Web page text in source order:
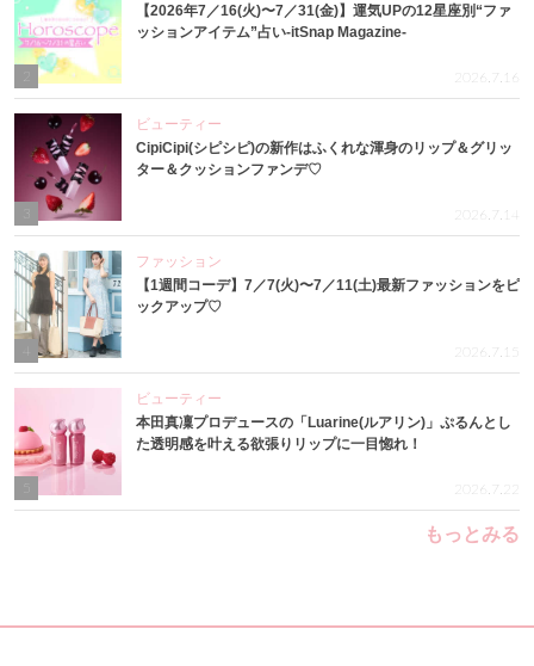
【2026年7／16(火)〜7／31(金)】運気UPの12星座別“ファ
ッションアイテム”占い-itSnap Magazine-
2026.7.16
3
ビューティー
CipiCipi(シピシピ)の新作はふくれな渾身のリップ＆グリッ
ター＆クッションファンデ♡
2026.7.14
4
ファッション
【1週間コーデ】7／7(火)〜7／11(土)最新ファッションをピ
ックアップ♡
2026.7.15
ビューティー
本田真凜プロデュースの「Luarine(ルアリン)」ぷるんとし
た透明感を叶える欲張りリップに一目惚れ！
2026.7.22
もっとみる